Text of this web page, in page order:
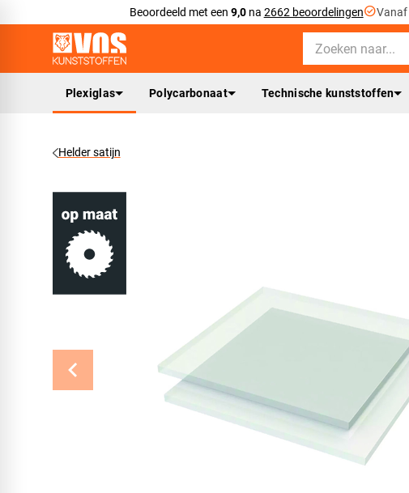
Beoordeeld met een 9,0na 2662 beoordelingencheck_circleVanaf
Plexiglas Polycarbonaat Technische kunststoffen
Helder satijn